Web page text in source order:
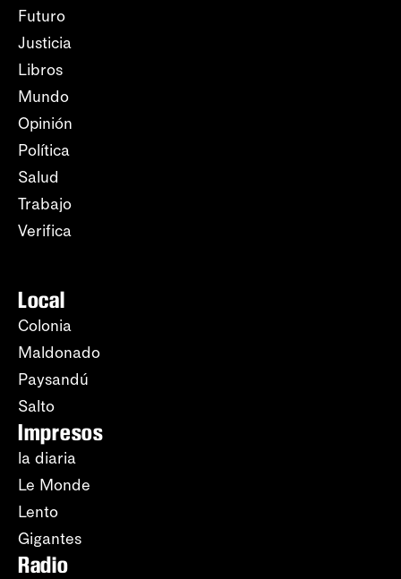
Futuro
Justicia
Libros
Mundo
Opinión
Política
Salud
Trabajo
Verifica
Local
Colonia
Maldonado
Paysandú
Salto
Impresos
la diaria
Le Monde
Lento
Gigantes
Radio